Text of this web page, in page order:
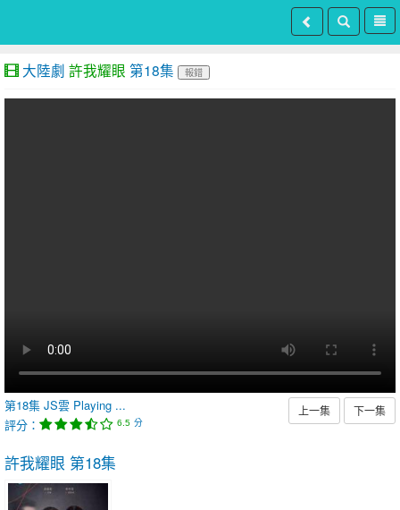
大陸劇 許我耀眼 第18集 報錯
第18集 JS雲 Playing ...
評分：
6.5 分
上一集 下一集
許我耀眼 第18集